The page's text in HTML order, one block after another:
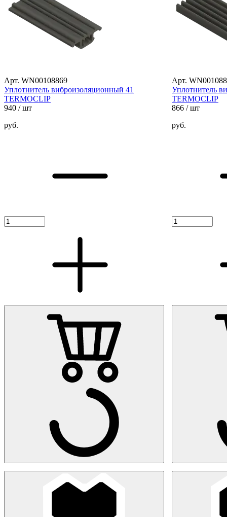
Арт. WN00108869
Уплотнитель виброизоляционный 41
TERMOCLIP
940 / шт
руб.
Арт.
Уплотнитель
TERMOCLIP
866 / шт
руб.